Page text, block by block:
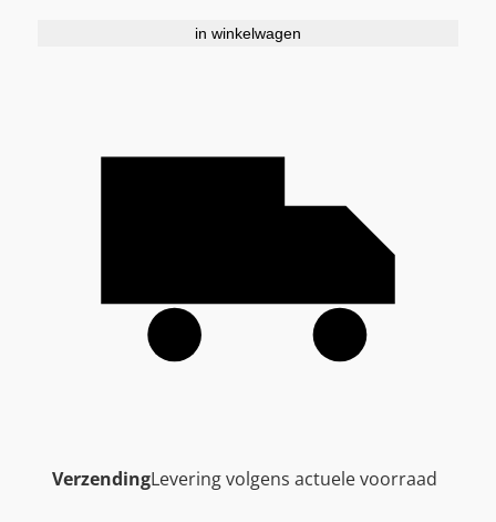
in winkelwagen
VerzendingLevering volgens actuele voorraad